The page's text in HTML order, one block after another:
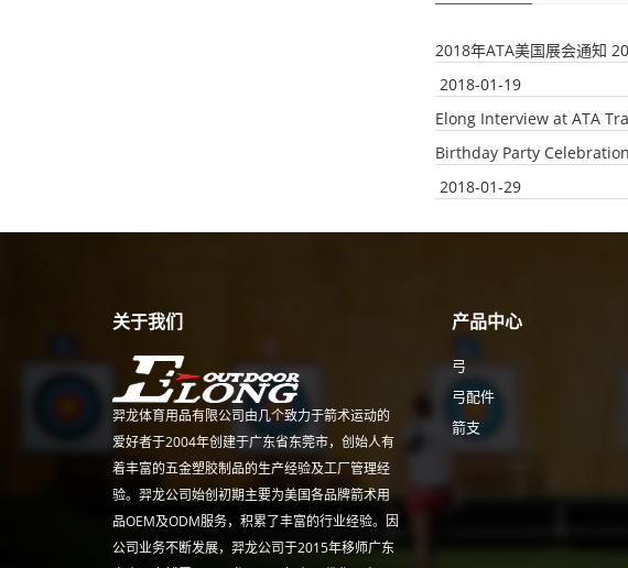
2018年ATA美国展会通知
2018-01-19
Elong Interview at ATA
Birthday Party
2018-01-29
关于我们
羿龙体育用品有限公司由几个致力于箭术运动的
爱好者于2004年创建于广东省东莞市，创始人有
着丰富的五金塑胶制品的生产经验及工厂管理经
验。羿龙公司始创初期主要为美国各品牌箭术用
品OEM及ODM服务，积累了丰富的行业经验。因
公司业务不断发展，羿龙公司于2015年移师广东
产品中心
弓
弓配件
箭支